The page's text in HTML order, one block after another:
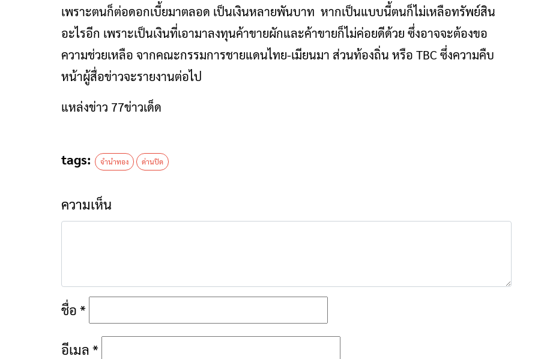
เพราะตนก็ต่อดอกเบี้ยมาตลอด เป็นเงินหลายพันบาท หากเป็นแบบนี้ตนก็ไม่เหลือทรัพย์สิน
อะไรอีก เพราะเป็นเงินที่เอามาลงทุนค้าขายผักและค้าขายก็ไม่ค่อยดีด้วย ซึ่งอาจจะต้องขอ
ความช่วยเหลือ จากคณะกรรมการชายแดนไทย-เมียนมา ส่วนท้องถิ่น หรือ TBC ซึ่งความคืบ
หน้าผู้สื่อข่าวจะรายงานต่อไป
แหล่งข่าว 77ข่าวเด็ด
tags: จำนำทอง ด่านปิด
ความเห็น
ชื่อ *
อีเมล *